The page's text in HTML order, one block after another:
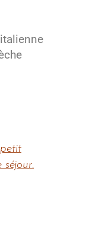
séjour.